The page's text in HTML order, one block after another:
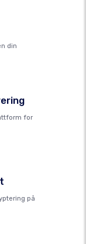
din
for
på